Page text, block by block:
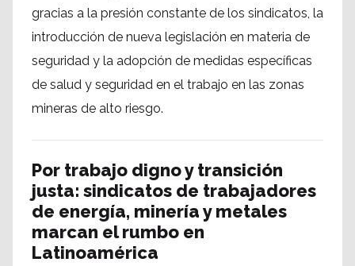
gracias a la presión constante de los sindicatos, la
introducción de nueva legislación en materia de
seguridad y la adopción de medidas específicas
de salud y seguridad en el trabajo en las zonas
mineras de alto riesgo.
Por trabajo digno y transición
justa: sindicatos de trabajadores
de energía, minería y metales
marcan el rumbo en
Latinoamérica